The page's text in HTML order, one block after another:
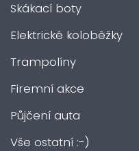
Skákací boty
Elektrické koloběžky
Trampolíny
Firemní akce
Půjčení auta
Vše ostatní :-)